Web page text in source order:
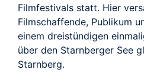
Filmfestivals statt. Hier
Filmschaffende, Publikum
einem dreistündigen
über den Starnberger See
Starnberg.